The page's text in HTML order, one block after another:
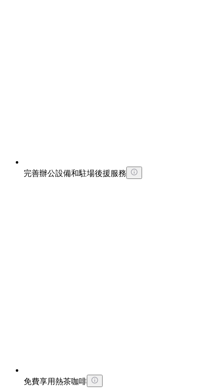
完善辦公設備和駐場後援服務
免費享用熱茶咖啡